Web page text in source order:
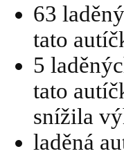
63
tato
5
tato
snížila
laděná